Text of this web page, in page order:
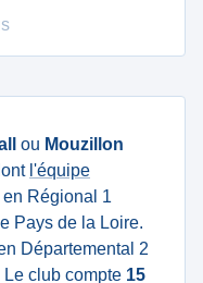
ou Mouzillon
l'équipe
Régional 1
Pays de la Loire.
Départemental 2
club compte 15